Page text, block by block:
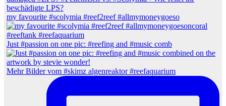
my favourite #scolymia #reef2reef #allmymoneygoeso
Just #passion on one pic: #reefing and #music comb
Mehr Bilder vom #skimz algenreaktor #reefaquarium